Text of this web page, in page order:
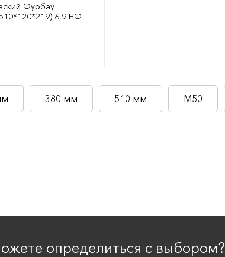
Фурбау
6,9 НФ
380 мм 510 мм М50
определиться с выбором?